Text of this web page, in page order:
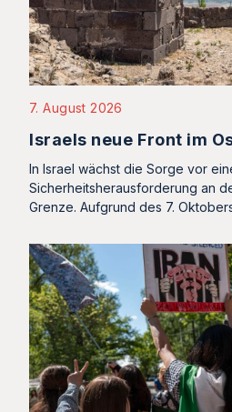
7. August 2026
Israels neue Front im
In Israel wächst die Sorge vor
Sicherheitsherausforderung an
Grenze. Aufgrund des 7.